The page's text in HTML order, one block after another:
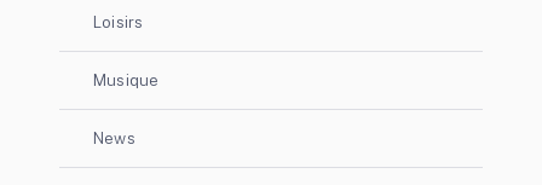
Loisirs
Musique
News